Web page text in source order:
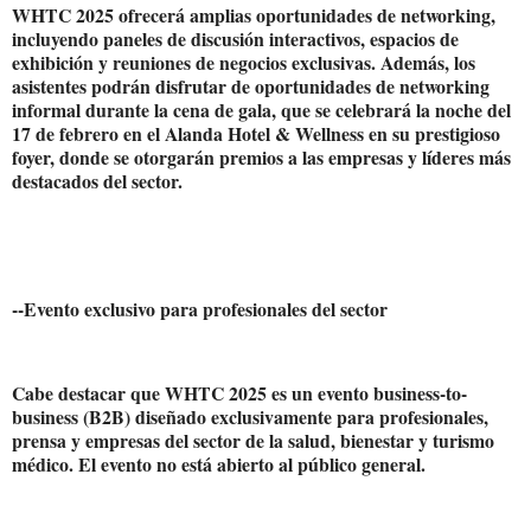
WHTC 2025 ofrecerá amplias oportunidades de networking,
incluyendo paneles de discusión interactivos, espacios de
exhibición y reuniones de negocios exclusivas. Además, los
asistentes podrán disfrutar de oportunidades de networking
informal durante la cena de gala, que se celebrará la noche del
17 de febrero en el Alanda Hotel & Wellness en su prestigioso
foyer, donde se otorgarán premios a las empresas y líderes más
destacados del sector.
--Evento exclusivo para profesionales del sector
Cabe destacar que WHTC 2025 es un evento business-to-
business (B2B) diseñado exclusivamente para profesionales,
prensa y empresas del sector de la salud, bienestar y turismo
médico. El evento no está abierto al público general.